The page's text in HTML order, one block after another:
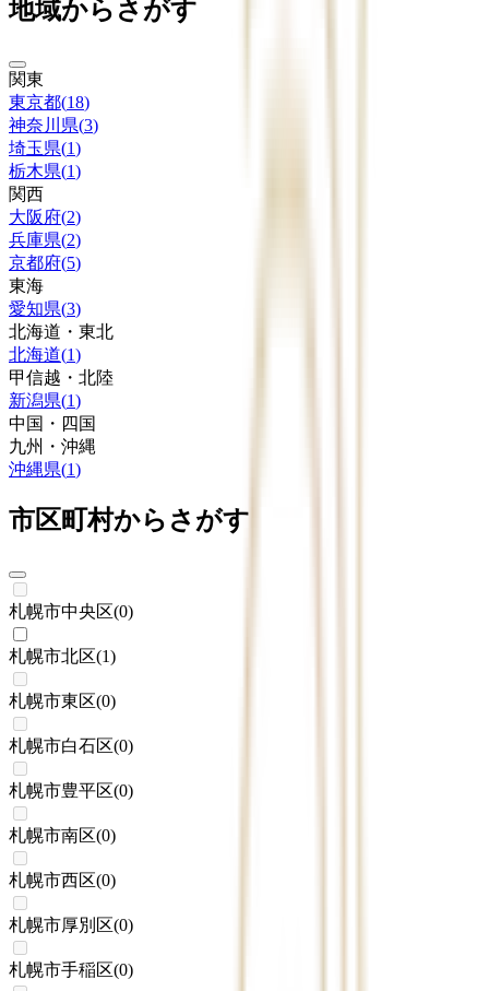
地域からさがす
関東
東京都(18)
神奈川県(3)
埼玉県(1)
栃木県(1)
関西
大阪府(2)
兵庫県(2)
京都府(5)
東海
愛知県(3)
北海道・東北
北海道(1)
甲信越・北陸
新潟県(1)
中国・四国
九州・沖縄
沖縄県(1)
市区町村からさがす
札幌市中央区(0)
札幌市北区(1)
札幌市東区(0)
札幌市白石区(0)
札幌市豊平区(0)
札幌市南区(0)
札幌市西区(0)
札幌市厚別区(0)
札幌市手稲区(0)